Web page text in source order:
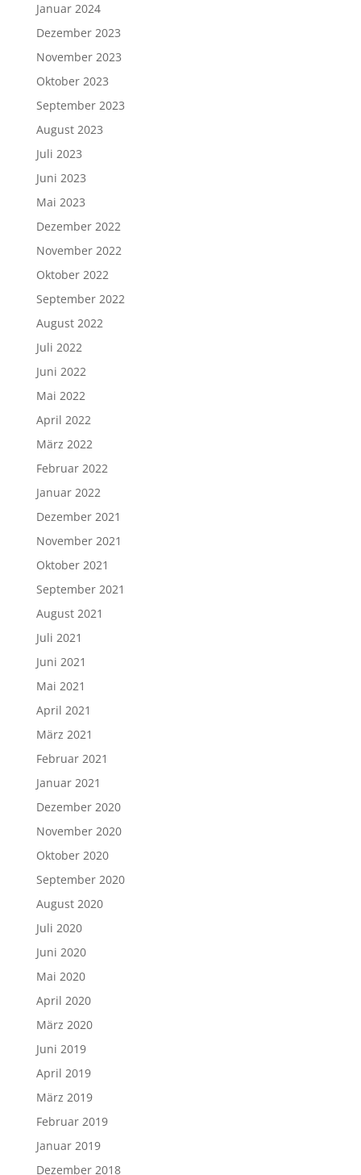
Januar 2024
Dezember 2023
November 2023
Oktober 2023
September 2023
August 2023
Juli 2023
Juni 2023
Mai 2023
Dezember 2022
November 2022
Oktober 2022
September 2022
August 2022
Juli 2022
Juni 2022
Mai 2022
April 2022
März 2022
Februar 2022
Januar 2022
Dezember 2021
November 2021
Oktober 2021
September 2021
August 2021
Juli 2021
Juni 2021
Mai 2021
April 2021
März 2021
Februar 2021
Januar 2021
Dezember 2020
November 2020
Oktober 2020
September 2020
August 2020
Juli 2020
Juni 2020
Mai 2020
April 2020
März 2020
Juni 2019
April 2019
März 2019
Februar 2019
Januar 2019
Dezember 2018